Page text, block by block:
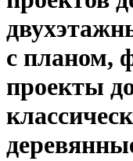
с планом,
проекты